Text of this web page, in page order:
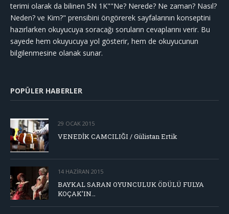
terimi olarak da bilinen 5N 1K""Ne? Nerede? Ne zaman? Nasıl?
Neden? ve Kim?" prensibini öngörerek sayfalarının konseptini
hazırlarken okuyucuya soracağı soruların cevaplarını verir. Bu
sayede hem okuyucuya yol gösterir, hem de okuyucunun
bilgilenmesine olanak sunar.
POPÜLER HABERLER
29 OCAK 2015
VENEDİK CAMCILIĞI / Gülistan Ertik
14 HAZIRAN 2015
BAYKAL SARAN OYUNCULUK ÖDÜLÜ FULYA
KOÇAK’IN…